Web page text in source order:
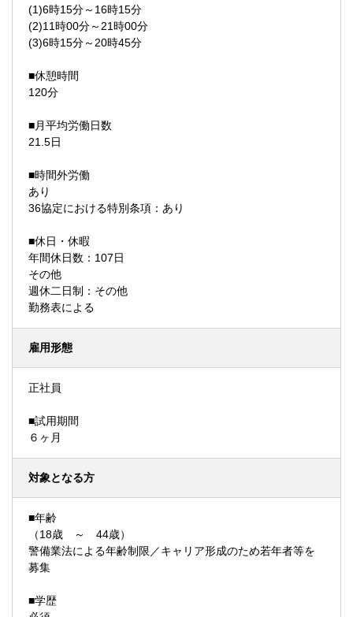
(1)6時15分～16時15分
(2)11時00分～21時00分
(3)6時15分～20時45分
■休憩時間
120分
■月平均労働日数
21.5日
■時間外労働
あり
36協定における特別条項：あり
■休日・休暇
年間休日数：107日
その他
週休二日制：その他
勤務表による
雇用形態
正社員
■試用期間
６ヶ月
対象となる方
■年齢
（18歳 ～ 44歳）
警備業法による年齢制限／キャリア形成のため若年者等を
募集
■学歴